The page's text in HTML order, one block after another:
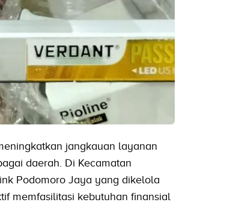
jangkauan layanan
daerah. Di Kecamatan
Podomoro Jaya yang dikelola
memfasilitasi kebutuhan finansial